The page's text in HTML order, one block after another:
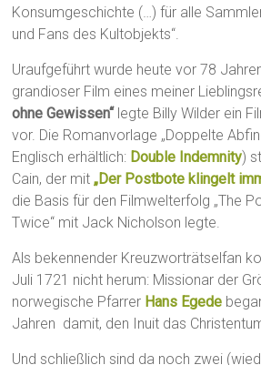
Konsumgeschichte (…) für alle
und Fans des Kultobjekts“.
Uraufgeführt wurde heute vor 78
grandioser Film eines meiner
ohne Gewissen“legte Billy Wilder ein
vor. Die Romanvorlage „Doppelte
Englisch erhältlich: Double Indemnity)
Cain, der mit„Der Postbote klingelt
die Basis für den Filmwelterfolg „The
Twice“ mit Jack Nicholson legte.
Als bekennender Kreuzworträtselfan
Juli 1721 nicht herum: Missionar der
norwegische Pfarrer Hans Egede
Jahren damit, den Inuit das
Und schließlich sind da noch zwei